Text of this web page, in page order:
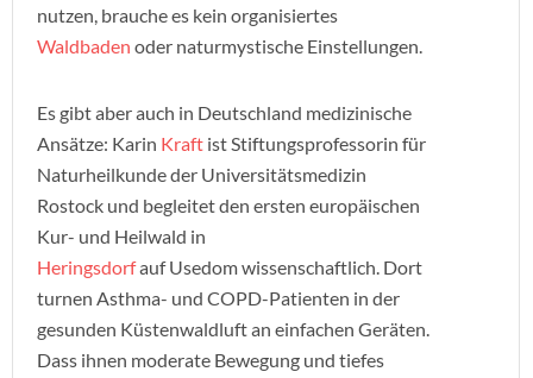
nutzen, brauche es kein organisiertes
Waldbaden oder naturmystische Einstellungen.
Es gibt aber auch in Deutschland medizinische
Ansätze: Karin Kraft ist Stiftungsprofessorin für
Naturheilkunde der Universitätsmedizin
Rostock und begleitet den ersten europäischen
Kur- und Heilwald in
Heringsdorfauf Usedom wissenschaftlich. Dort
turnen Asthma- und COPD-Patienten in der
gesunden Küstenwaldluft an einfachen Geräten.
Dass ihnen moderate Bewegung und tiefes